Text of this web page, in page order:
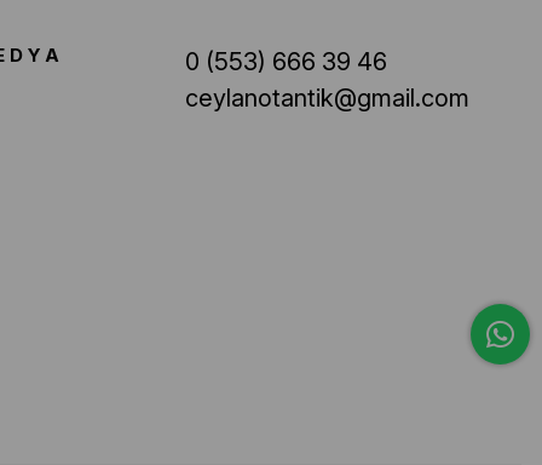
0 (553) 666 39 46
ceylanotantik@gmail.com